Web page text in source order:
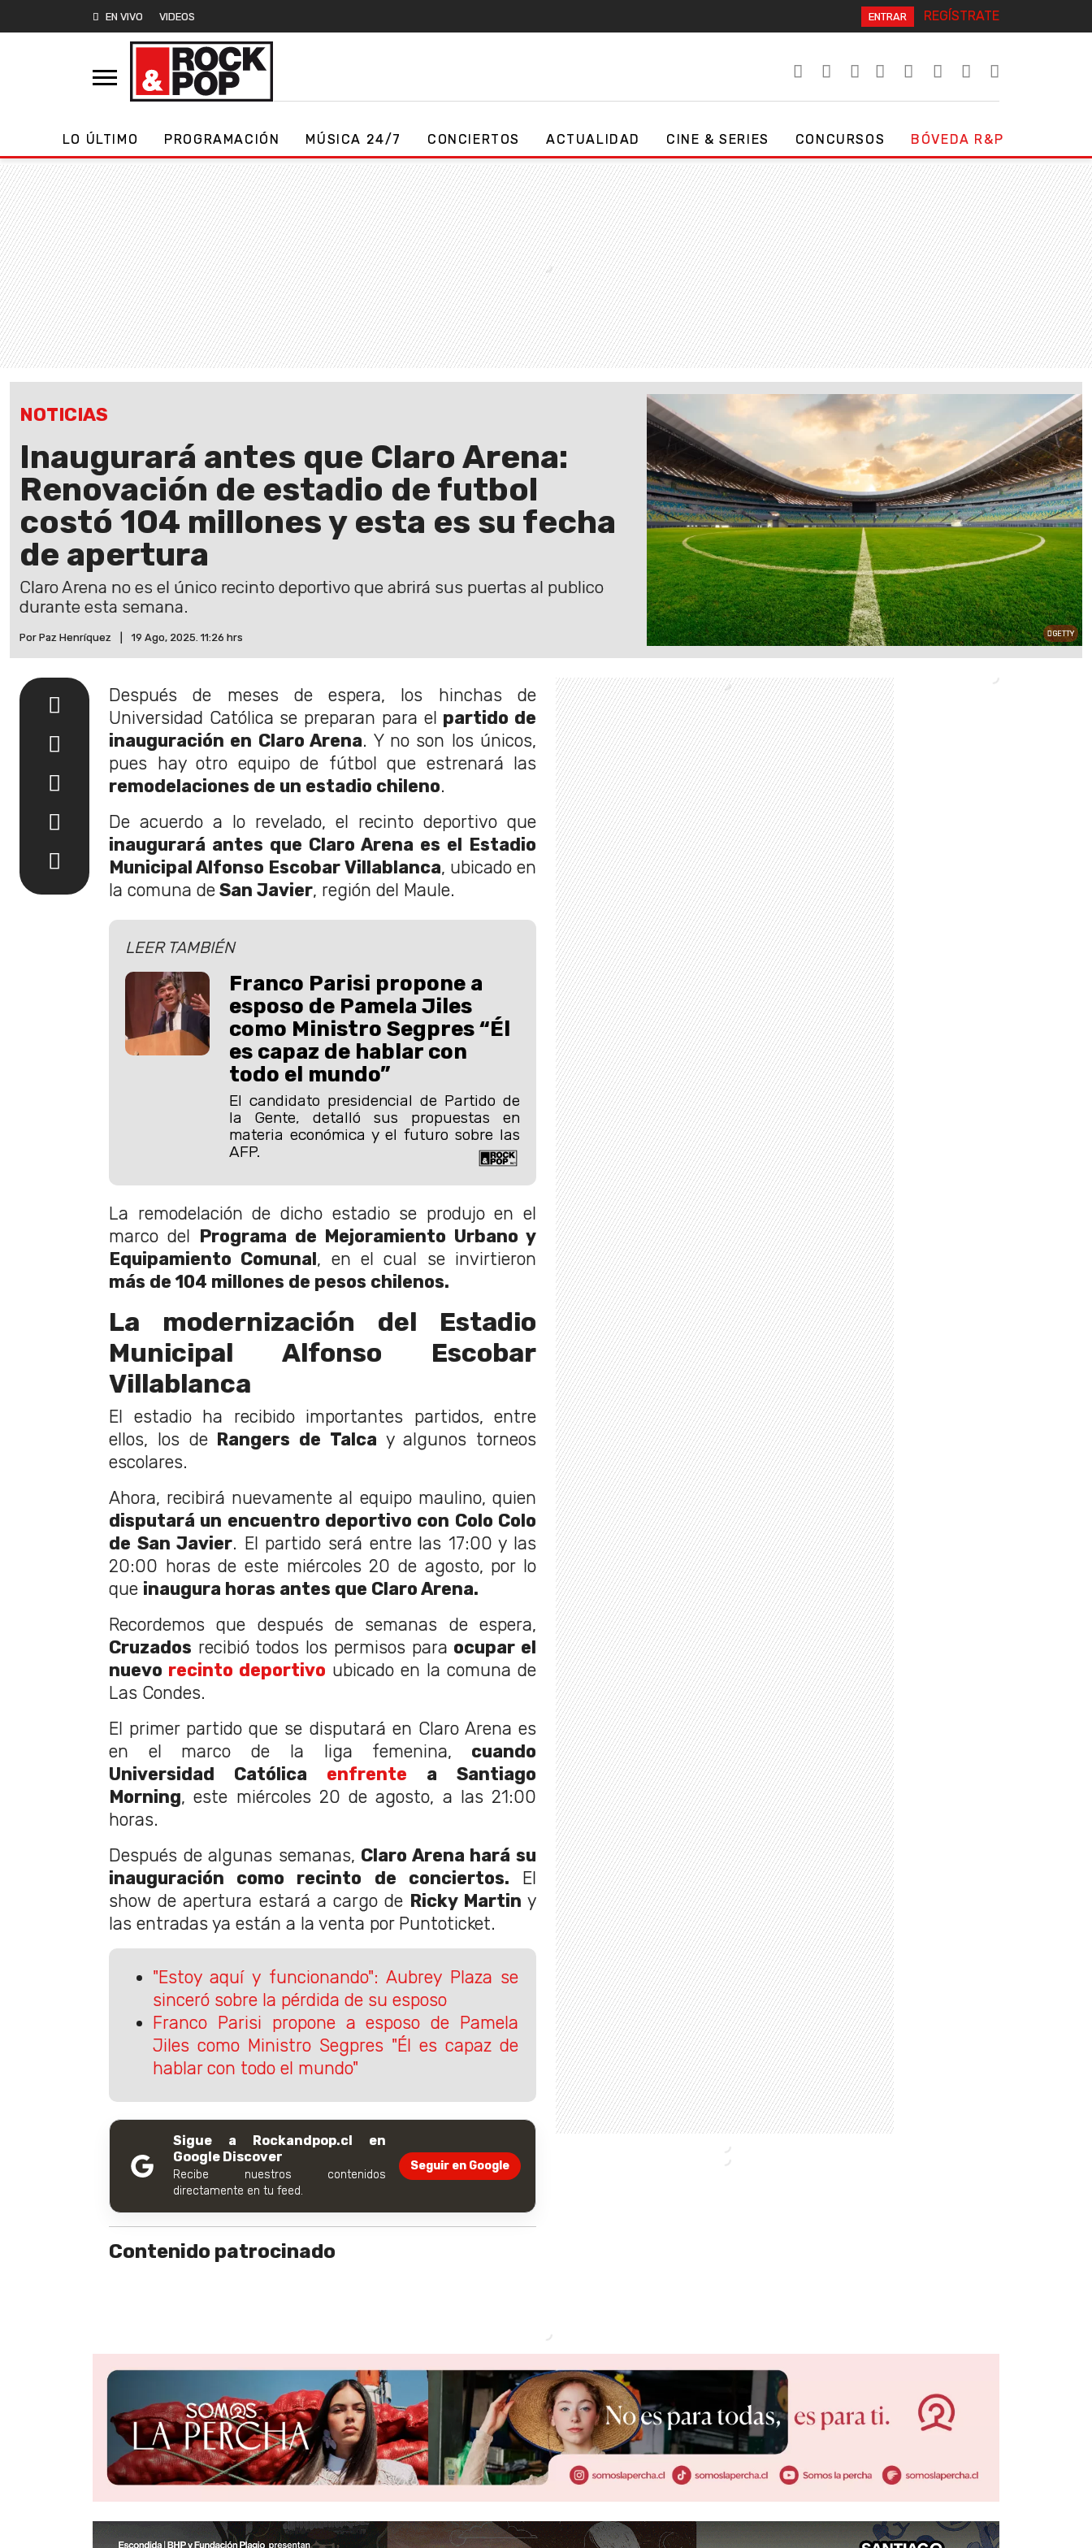
EN VIVO VIDEOS ENTRAR REGÍSTRATE
LO ÚLTIMO PROGRAMACIÓN MÚSICA 24/7 CONCIERTOS ACTUALIDAD CINE & SERIES CONCURSOS BÓVEDA R&P
NOTICIAS
Inaugurará antes que Claro Arena:
Renovación de estadio de futbol
costó 104 millones y esta es su fecha
de apertura
Claro Arena no es el único recinto deportivo que abrirá sus puertas al publico
durante esta semana.
Por Paz Henríquez 19 Ago, 2025. 11:26 hrs GETTY
Después de meses de espera, los hinchas de
Universidad Católica se preparan para el partido de
inauguración en Claro Arena. Y no son los únicos,
pues hay otro equipo de fútbol que estrenará las
remodelaciones de un estadio chileno.
De acuerdo a lo revelado, el recinto deportivo que
inaugurará antes que Claro Arena es el Estadio
Municipal Alfonso Escobar Villablanca, ubicado en
la comuna de San Javier, región del Maule.
LEER TAMBIÉN
Franco Parisi propone a
esposo de Pamela Jiles
como Ministro Segpres “Él
es capaz de hablar con
todo el mundo”
El candidato presidencial de Partido de
la Gente, detalló sus propuestas en
materia económica y el futuro sobre las
AFP.
La remodelación de dicho estadio se produjo en el
marco del Programa de Mejoramiento Urbano y
Equipamiento Comunal, en el cual se invirtieron
más de 104 millones de pesos chilenos.
La modernización del Estadio
Municipal Alfonso Escobar
Villablanca
El estadio ha recibido importantes partidos, entre
ellos, los deRangers de Talca y algunos torneos
escolares.
Ahora, recibirá nuevamente al equipo maulino, quien
disputará un encuentro deportivo con Colo Colo
de San Javier. El partido será entre las 17:00 y las
20:00 horas de este miércoles 20 de agosto, por lo
que inaugura horas antes que Claro Arena.
Recordemos que después de semanas de espera,
Cruzados recibió todos los permisos para ocupar el
nuevo recinto deportivo ubicado en la comuna de
Las Condes.
El primer partido que se disputará en Claro Arena es
en el marco de la liga femenina, cuando
Universidad Católica enfrente a Santiago
Morning, este miércoles 20 de agosto, a las 21:00
horas.
Después de algunas semanas, Claro Arena hará su
inauguración como recinto de conciertos. El
show de apertura estará a cargo de Ricky Martin y
las entradas ya están a la venta por Puntoticket.
"Estoy aquí y funcionando": Aubrey Plaza se
sinceró sobre la pérdida de su esposo
Franco Parisi propone a esposo de Pamela
Jiles como Ministro Segpres "Él es capaz de
hablar con todo el mundo"
Sigue a Rockandpop.cl en
Google Discover
Recibe nuestros contenidos
directamente en tu feed.
Seguir en Google
Contenido patrocinado